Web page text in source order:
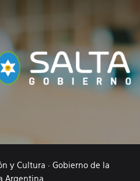
y Cultura · Gobierno de la
Argentina